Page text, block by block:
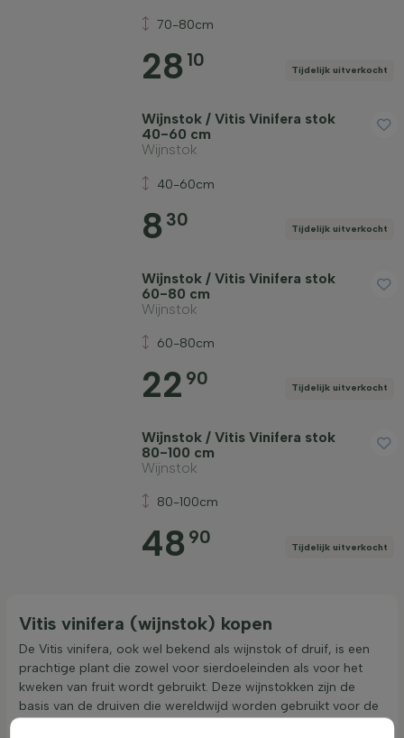
70-80cm
28 10 Tijdelijk uitverkocht
Wijnstok / Vitis Vinifera stok
40-60 cm
Wijnstok
40-60cm
8 30 Tijdelijk uitverkocht
Wijnstok / Vitis Vinifera stok
60-80 cm
Wijnstok
60-80cm
22 90 Tijdelijk uitverkocht
Wijnstok / Vitis Vinifera stok
80-100 cm
Wijnstok
80-100cm
48 90 Tijdelijk uitverkocht
Vitis vinifera (wijnstok) kopen
De Vitis vinifera, ook wel bekend als wijnstok of druif, is een
prachtige plant die zowel voor sierdoeleinden als voor het
kweken van fruit wordt gebruikt. Deze wijnstokken zijn de
basis van de druiven die wereldwijd worden gebruikt voor de